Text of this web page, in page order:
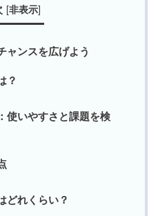
[非表示]
ャンスを広げよう
？
使いやすさと課題を検
どれくらい？